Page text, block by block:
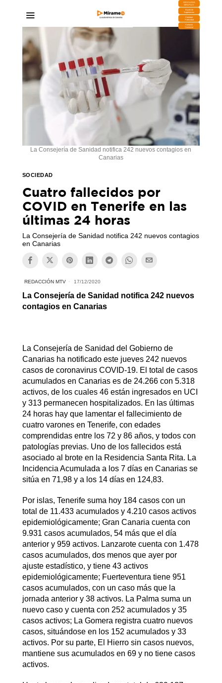
DESCARGA
MIRAPLAY
Buzón de
Sugerencias
Contratar
Publicidad
Contacto
Comercial
La Consejería de Sanidad notifica 242 nuevos contagios en
Canarias
SOCIEDAD
Cuatro fallecidos por
COVID en Tenerife en las
últimas 24 horas
La Consejería de Sanidad notifica 242 nuevos contagios
en Canarias
REDACCIÓN MTV 17/12/2020
La Consejería de Sanidad notifica 242 nuevos
contagios en Canarias
La Consejería de Sanidad del Gobierno de
Canarias ha notificado este jueves 242 nuevos
casos de coronavirus COVID-19. El total de casos
acumulados en Canarias es de 24.266 con 5.318
activos, de los cuales 46 están ingresados en UCI
y 313 permanecen hospitalizados. En las últimas
24 horas hay que lamentar el fallecimiento de
cuatro varones en Tenerife, con edades
comprendidas entre los 72 y 86 años, y todos con
patologías previas. Uno de los fallecidos está
asociado al brote en la Residencia Santa Rita. La
Incidencia Acumulada a los 7 días en Canarias se
sitúa en 71,98 y a los 14 días en 124,83.
Por islas, Tenerife suma hoy 184 casos con un
total de 11.433 acumulados y 4.210 casos activos
epidemiológicamente; Gran Canaria cuenta con
9.931 casos acumulados, 54 más que el día
anterior y 959 activos. Lanzarote cuenta con 1.478
casos acumulados, dos menos que ayer por
ajuste estadístico, y tiene 43 activos
epidemiológicamente; Fuerteventura tiene 951
casos acumulados, con un caso más que la
jornada anterior y 38 activos. La Palma suma un
nuevo caso y cuenta con 252 acumulados y 35
casos activos; La Gomera registra cuatro nuevos
casos, situándose en los 152 acumulados y 33
activos. Por su parte, El Hierro sin casos nuevos,
mantiene sus acumulados en 69 y no tiene casos
activos.